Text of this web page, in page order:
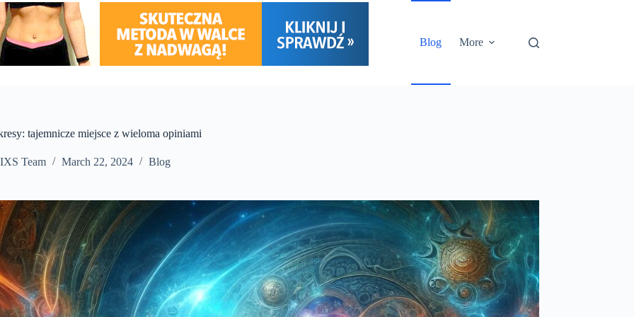
Blog
More
tajemnicze miejsce z wieloma opiniami
IXS Team March 22, 2024 Blog